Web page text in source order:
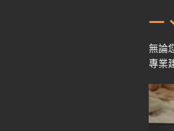
一
無論
專業